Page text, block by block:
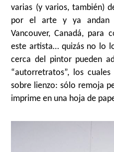
varias (y varios, también)
por el arte y ya andan
Vancouver, Canadá, para
este artista… quizás no lo
cerca del pintor pueden
“autorretratos”, los
sobre lienzo: sólo remoja
imprime en una hoja de